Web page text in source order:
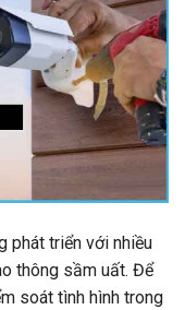
phát triển với nhiều
thông sầm uất. Để
soát tình hình trong